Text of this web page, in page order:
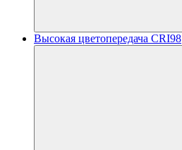
Высокая цветопередача CRI98